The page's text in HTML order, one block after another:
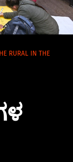
RURAL IN THE